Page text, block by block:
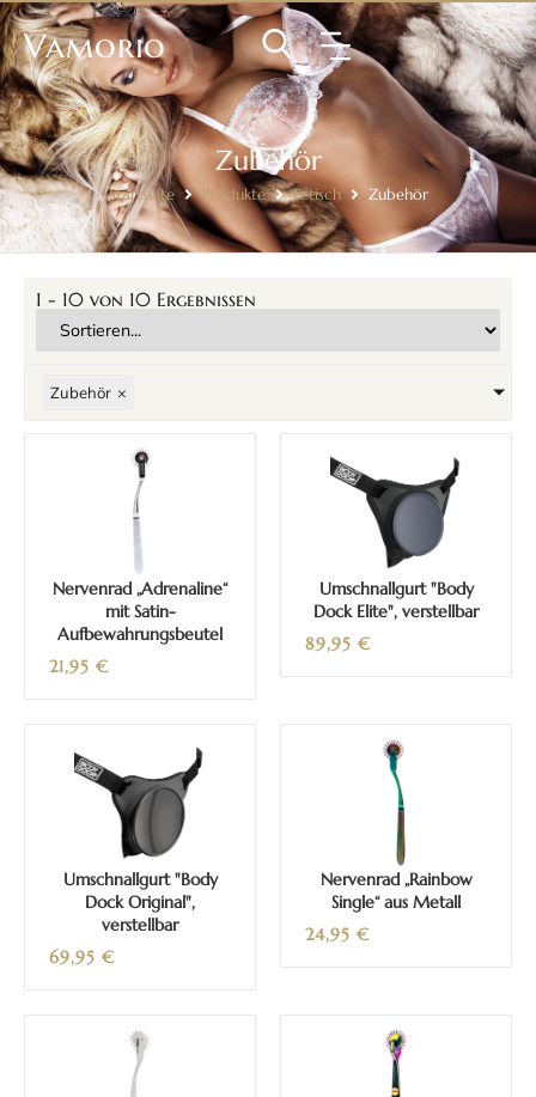
Vamorio
Zubehör
Startseite Produkte Fetisch Zubehör
1 - 10 von 10 Ergebnissen
Zubehör ×
Nervenrad „Adrenaline“
mit Satin-
Aufbewahrungsbeutel
21,95 €
Umschnallgurt "Body
Dock Elite", verstellbar
89,95 €
Umschnallgurt "Body
Dock Original",
verstellbar
69,95 €
Nervenrad „Rainbow
Single“ aus Metall
24,95 €